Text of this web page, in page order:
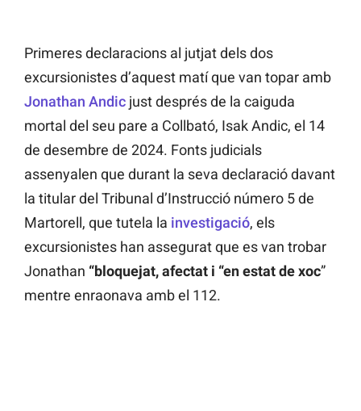
Primeres declaracions al jutjat dels dos
excursionistes d’aquest matí que van topar amb
Jonathan Andic just després de la caiguda
mortal del seu pare a Collbató, Isak Andic, el 14
de desembre de 2024. Fonts judicials
assenyalen que durant la seva declaració davant
la titular del Tribunal d’Instrucció número 5 de
Martorell, que tutela la investigació, els
excursionistes han assegurat que es van trobar
Jonathan “bloquejat, afectat i “en estat de xoc”
mentre enraonava amb el 112.